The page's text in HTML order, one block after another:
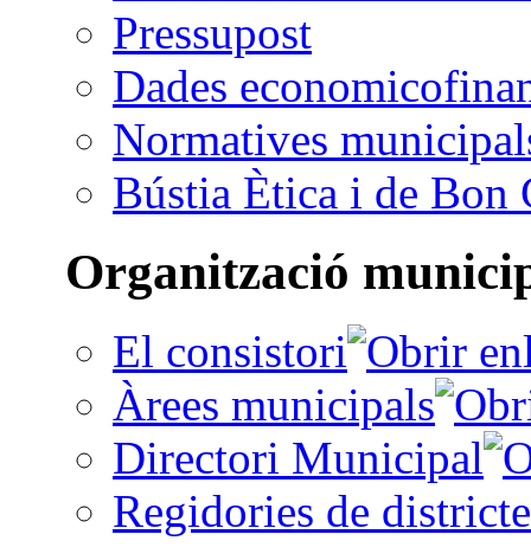
Pressupost
Dades
Normatives
Bústia Ètica i de Bon
Organització
El consistori
Àrees municipals
Directori Municipal
Regidories de districte